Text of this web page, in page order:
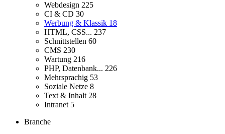
Webdesign 225
CI & CD 30
Werbung & Klassik 18
HTML, CSS... 237
Schnittstellen 60
CMS 230
Wartung 216
PHP, Datenbank... 226
Mehrsprachig 53
Soziale Netze 8
Text & Inhalt 28
Intranet 5
Branche